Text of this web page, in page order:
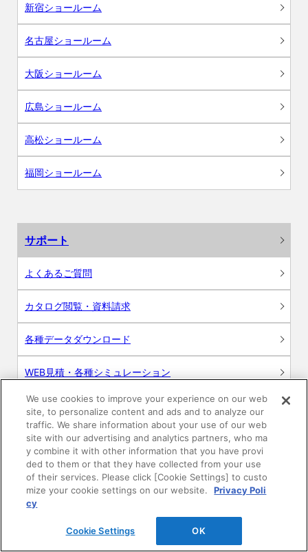
新宿ショールーム
名古屋ショールーム
大阪ショールーム
広島ショールーム
高松ショールーム
福岡ショールーム
サポート
よくあるご質問
カタログ閲覧・資料請求
各種データダウンロード
WEB見積・各種シミュレーション
交換用部品の購入
修理・点検
お問い合わせ
ログイン
建築・設計関係者様向けサイト
We use cookies to improve your experience on our web
site, to personalize content and ads and to analyze our
traffic. We share information about your use of our web
site with our advertising and analytics partners, who ma
y combine it with other information that you have provi
ded to them or that they have collected from your use
of their services. Please click [Cookie Settings] to custo
mize your cookie settings on our website.
Privacy Poli
cy
Cookie Settings OK